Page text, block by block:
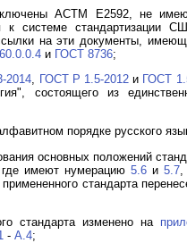
АСТМ Е2592, не
системе стандартизации
на эти документы,
и ГОСТ 8736;
2014 ГОСТ Р 1.5-2012и ГОСТ
состоящего из
порядке русского
основных положений
имеют нумерацию5.6 и 5.7,
стандарта
стандарта изменено на
- А.4;